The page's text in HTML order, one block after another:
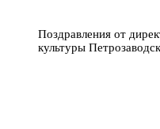
Поздравления от
культуры